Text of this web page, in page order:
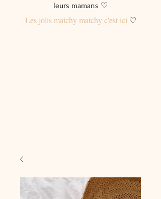
leurs mamans ♡
Les jolis matchy matchy c'est ici♡